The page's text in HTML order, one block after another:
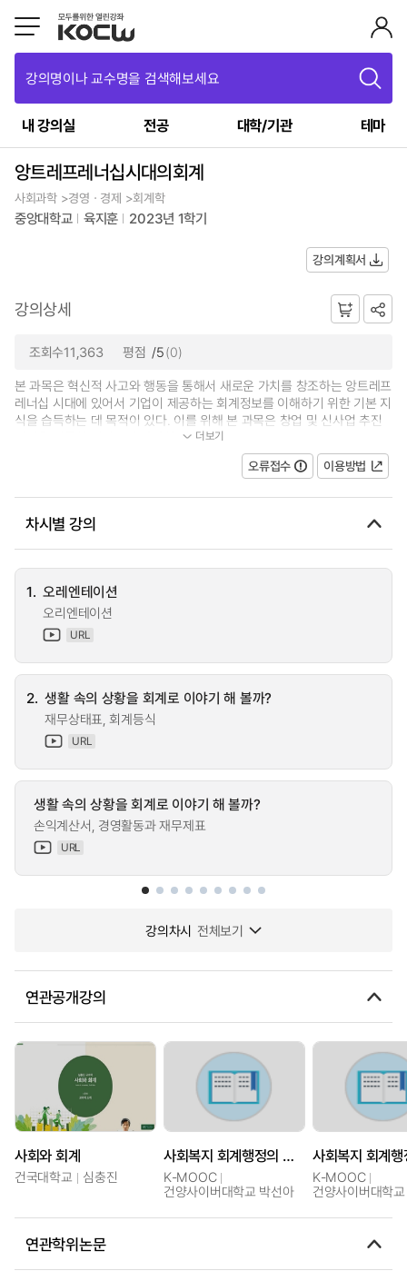
강의명이나 교수명을 검색해보세요
내 강의실 전공 대학/기관 테마
앙트레프레너십시대의회계
사회과학 >경영ㆍ경제 >회계학
중앙대학교 육지훈 2023년 1학기
강의계획서
강의상세
조회수11,363 평점 /5(0)
본 과목은 혁신적 사고와 행동을 통해서 새로운 가치를 창조하는 앙트레프
레너십 시대에 있어서 기업이 제공하는 회계정보를 이해하기 위한 기본 지
식을 습득하는 데 목적이 있다. 이를 위해 본 과목은 창업 및 신사업 추진
기업을 비롯한 기업들의 다양한 경...더보기
오류접수 이용방법
차시별 강의
1. 오레엔테이션
오리엔테이션
URL
2. 생활 속의 상황을 회계로 이야기 해 볼까?
재무상태표, 회계등식
URL
생활 속의 상황을 회계로 이야기 해 볼까?
손익계산서, 경영활동과 재무제표
URL
강의차시 전체보기
연관공개강의
사회와 회계
건국대학교 심충진
사회복지 회계행정의 이해
K-MOOC
건양사이버대학교 박선아
K-MOOC
건양사이버대학
연관학위논문